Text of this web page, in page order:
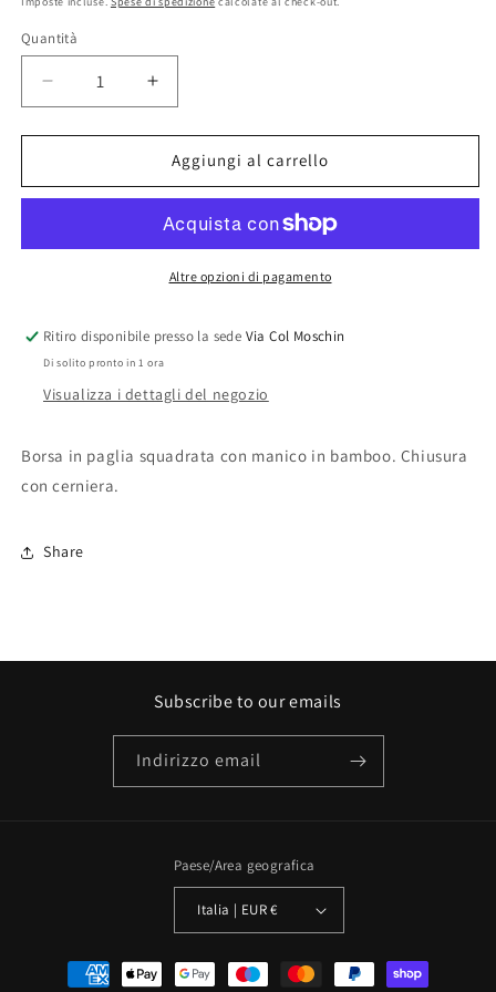
Quantità
Diminuisci
quantità
per
&quot;BAMBOO&quot;
bag
Aumenta
quantità
per
&quot;BAMBOO&quot;
bag
Aggiungi al carrello
Altre opzioni di pagamento
Ritiro disponibile presso la sede Via Col Moschin
Di solito pronto in 1 ora
Visualizza i dettagli del negozio
Borsa in paglia squadrata con manico in bamboo. Chiusura
con cerniera.
Share
Subscribe to our emails
Indirizzo email
Paese/Area geografica
Italia | EUR €
Metodi